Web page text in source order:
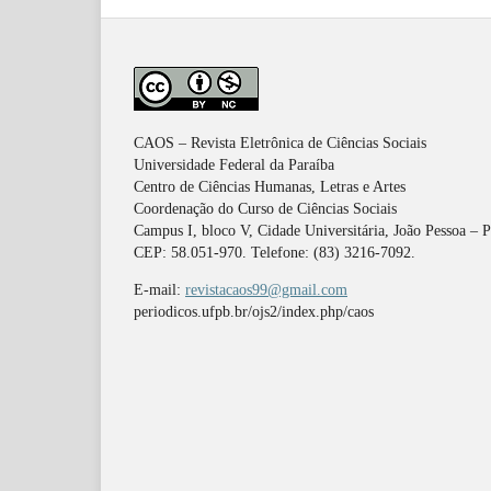
CAOS – Revista Eletrônica de Ciências Sociais
Universidade Federal da Paraíba
Centro de Ciências Humanas, Letras e Artes
Coordenação do Curso de Ciências Sociais
Campus I, bloco V, Cidade Universitária, João Pessoa –
CEP: 58.051-970. Telefone: (83) 3216-7092.
E-mail: revistacaos99@gmail.com
periodicos.ufpb.br/ojs2/index.php/caos